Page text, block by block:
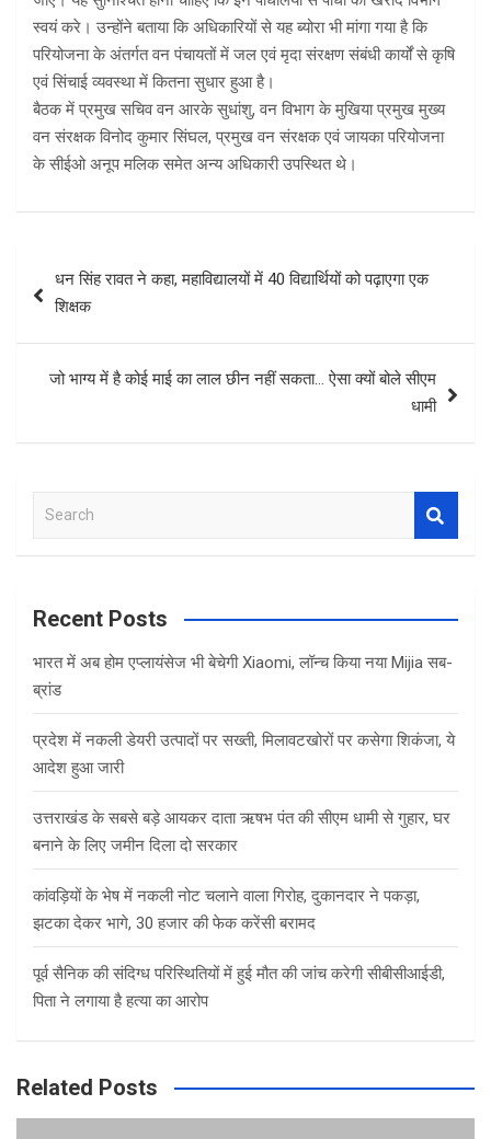
स्वयं करे। उन्होंने बताया कि अधिकारियों से यह ब्योरा भी मांगा गया है कि
परियोजना के अंतर्गत वन पंचायतों में जल एवं मृदा संरक्षण संबंधी कार्यों से कृषि
एवं सिंचाई व्यवस्था में कितना सुधार हुआ है।
बैठक में प्रमुख सचिव वन आरके सुधांशु, वन विभाग के मुखिया प्रमुख मुख्य
वन संरक्षक विनोद कुमार सिंघल, प्रमुख वन संरक्षक एवं जायका परियोजना
के सीईओ अनूप मलिक समेत अन्य अधिकारी उपस्थित थे।
navigation
धन सिंह रावत ने कहा, महाविद्यालयों में 40 विद्यार्थियों को पढ़ाएगा एक
शिक्षक
जो भाग्य में है कोई माई का लाल छीन नहीं सकता… ऐसा क्यों बोले सीएम
धामी
a
c
Recent Posts
भारत में अब होम एप्लायंसेज भी बेचेगी Xiaomi, लॉन्च किया नया Mijia सब-
ब्रांड
प्रदेश में नकली डेयरी उत्पादों पर सख्ती, मिलावटखोरों पर कसेगा शिकंजा, ये
आदेश हुआ जारी
उत्तराखंड के सबसे बड़े आयकर दाता ऋषभ पंत की सीएम धामी से गुहार, घर
बनाने के लिए जमीन दिला दो सरकार
कांवड़ियों के भेष में नकली नोट चलाने वाला गिरोह, दुकानदार ने पकड़ा,
झटका देकर भागे, 30 हजार की फेक करेंसी बरामद
पूर्व सैनिक की संदिग्ध परिस्थितियों में हुई मौत की जांच करेगी सीबीसीआईडी,
पिता ने लगाया है हत्या का आरोप
Related Posts